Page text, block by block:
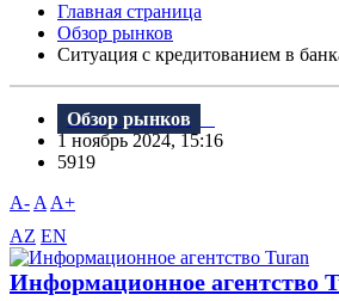
Главная страница
Обзор рынков
Ситуация с кредитованием в
Обзор рынков
1 ноябрь 2024, 15:16
5919
A- A A+
AZ EN
Информационное агентство